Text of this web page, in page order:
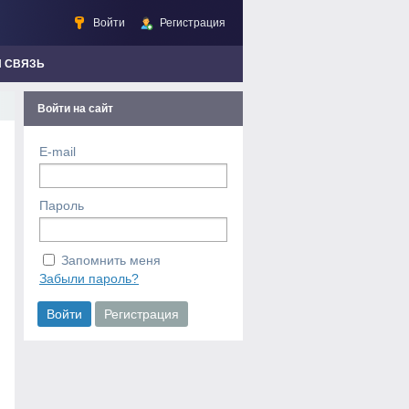
Войти Регистрация
СВЯЗЬ
Войти на сайт
E-mail
Пароль
Запомнить меня
Забыли пароль?